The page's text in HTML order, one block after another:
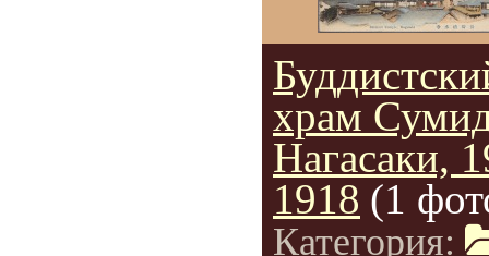
храм
Нагасаки,
1918 (1
Категория: